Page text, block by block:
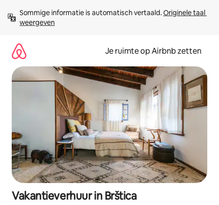
direct
naar
Sommige informatie is automatisch vertaald. Originele taal
weergeven
Je ruimte op Airbnb zetten
Vakantieverhuur in Brštica